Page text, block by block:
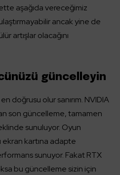
aşağıda vereceğimiz
ancak yine de
artışlar olacağını
güncelleyin
doğrusu olur sanırım. NVIDIA
son güncelleme, tamamen
sunuluyor. Oyun
kartına adapte
sunuyor. Fakat RTX
bu güncelleme sizin için